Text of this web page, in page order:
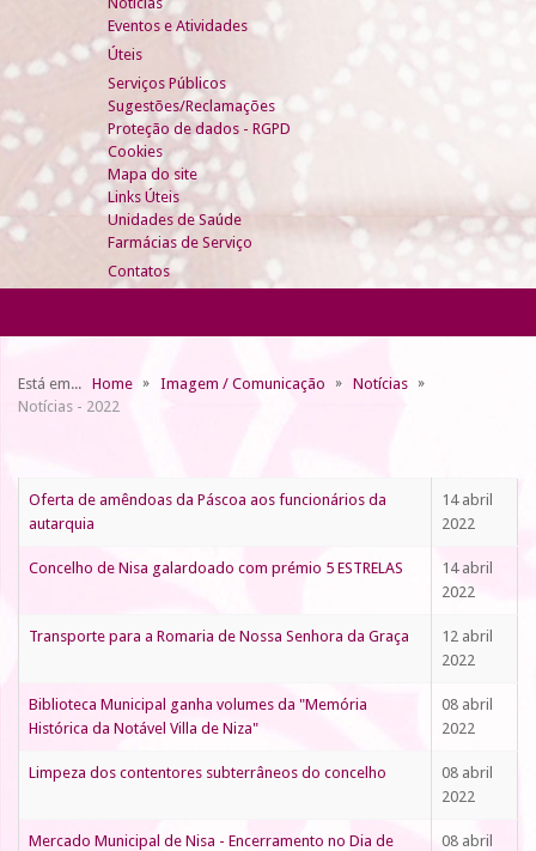
Eventos e Atividades
Úteis
Serviços Públicos
Sugestões/Reclamações
Proteção de dados - RGPD
Cookies
Mapa do site
Links Úteis
Unidades de Saúde
Farmácias de Serviço
Contatos
Está em... Home Imagem / Comunicação
Notícias
Notícias - 2022
Oferta de amêndoas da Páscoa aos funcionários da
autarquia
14 abril
2022
Concelho de Nisa galardoado com prémio 5 ESTRELAS
14 abril
2022
Transporte para a Romaria de Nossa Senhora da Graça
12 abril
2022
Biblioteca Municipal ganha volumes da "Memória
Histórica da Notável Villa de Niza"
08 abril
2022
Limpeza dos contentores subterrâneos do concelho
08 abril
2022
Mercado Municipal de Nisa - Encerramento no Dia de
08 abril